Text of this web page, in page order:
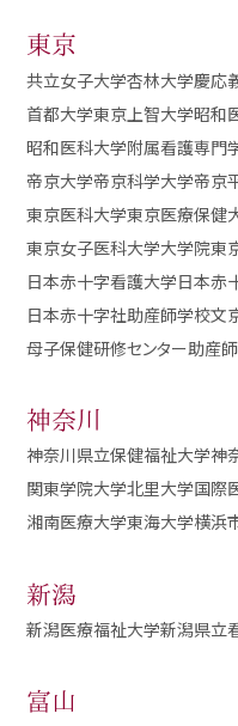
東京
共立女子大学杏林大学慶応
首都大学東京 上智大学昭和
昭和医科大学附属看護専門
帝京大学帝京科学大学帝京
東京医科大学東京医療保健
東京女子医科大学大学院東
日本赤十字看護大学日本赤
日本赤十字社助産師学校文
母子保健研修センター助産
神奈川
神奈川県立保健福祉大学神
関東学院大学北里大学国際
湘南医療大学東海大学横浜
新潟
新潟医療福祉大学新潟県立
富山